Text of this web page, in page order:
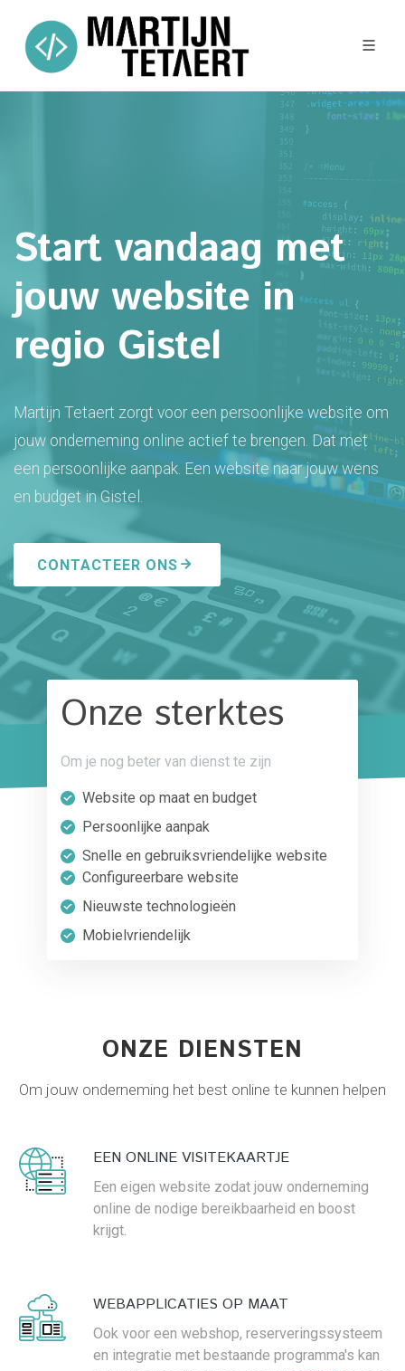
Start vandaag met
jouw website in
regio Gistel
Martijn Tetaert zorgt voor een persoonlijke website om
jouw onderneming online actief te brengen. Dat met
een persoonlijke aanpak. Een website naar jouw wens
en budget in Gistel.
CONTACTEER ONS
Onze sterktes
Om je nog beter van dienst te zijn
Website op maat en budget
Persoonlijke aanpak
Snelle en gebruiksvriendelijke website
Configureerbare website
Nieuwste technologieën
Mobielvriendelijk
ONZE DIENSTEN
Om jouw onderneming het best online te kunnen helpen
EEN ONLINE VISITEKAARTJE
Een eigen website zodat jouw onderneming
online de nodige bereikbaarheid en boost
krijgt.
WEBAPPLICATIES OP MAAT
Ook voor een webshop, reserveringssysteem
en integratie met bestaande programma's kan